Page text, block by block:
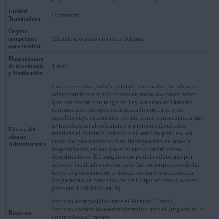
Unidad
Tramitadora
Urbanismo
Órgano
competente
para resolver
Alcalde u órgano en quien delegue
Plazo máximo
de Resolución
y Notificación
1 mes
Efectos del
silencio
Administrativo
Los interesados podrán entender estimadas por silencio
administrativo sus solicitudes en todos los casos, salvo
que una norma con rango de Ley o norma de Derecho
Comunitario Europeo establezca lo contrario y en
aquellos cuya estimación tuviera como consecuencia que
se transfirieran al solicitante o a terceros facultades
relativas al dominio público o al servicio público, así
como los procedimientos de impugnación de actos y
disposiciones, en los que el silencio tendrá efecto
desestimatorio. En ningún caso podrán adquirirse por
silencio facultades en contra de las prescripciones de las
leyes, el planeamiento y demás normativa urbanística.
Reglamento de Servicios de las Corporaciones Locales
(Decreto 17/6/1955 art. 9)
Recursos
Recurso de reposición ante el Alcalde (1 mes)
Recurso contencioso-administrativo ante el Juzgado de lo
contencioso (2 meses)